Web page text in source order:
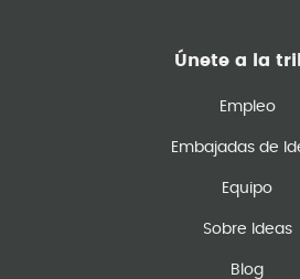
Únete a la
Empleo
Embajadas de
Equipo
Sobre Ideas
Blog